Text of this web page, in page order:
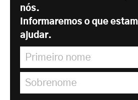
nós.
Informaremos o que
ajudar.
Primeiro nome
Sobrenome